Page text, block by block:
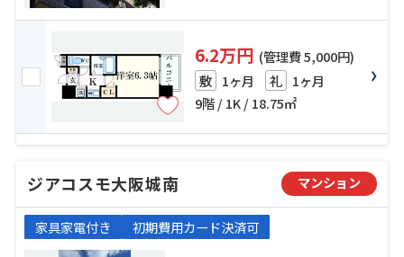
6.2万円 (管理費 5,000円)
敷 1ヶ月 礼 1ヶ月
9階 / 1K / 18.75㎡
ジアコスモ大阪城南 マンション
家具家電付き 初期費用カード決済可